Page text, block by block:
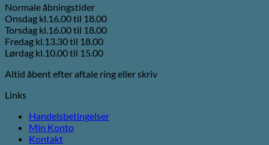
Normale åbningstider
Onsdag kl.16.00 til 18.00
Torsdag kl.16.00 til 18.00
Fredag kl.13.30 til 18.00
Lørdag kl.10.00 til 15.00
Altid åbent efter aftale ring eller skriv
Links
Handelsbetingelser
Min Konto
Kontakt